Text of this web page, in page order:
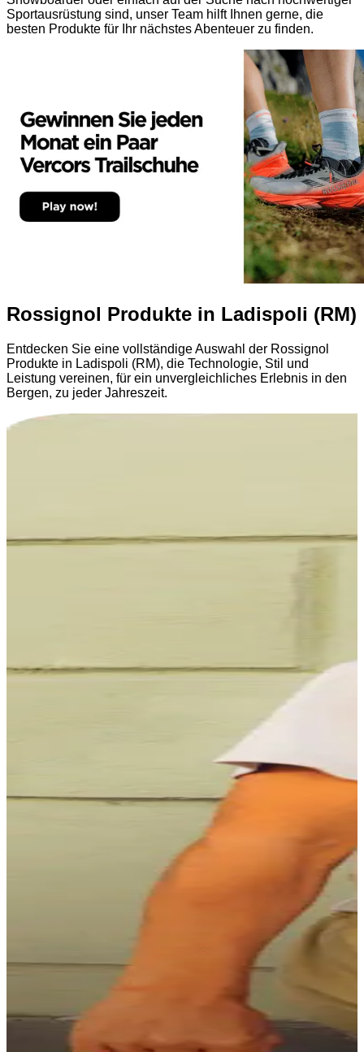
Sportausrüstung sind, unser Team hilft Ihnen gerne, die
besten Produkte für Ihr nächstes Abenteuer zu finden.
Rossignol Produkte in Ladispoli (RM)
Entdecken Sie eine vollständige Auswahl der Rossignol
Produkte in Ladispoli (RM), die Technologie, Stil und
Leistung vereinen, für ein unvergleichliches Erlebnis in den
Bergen, zu jeder Jahreszeit.